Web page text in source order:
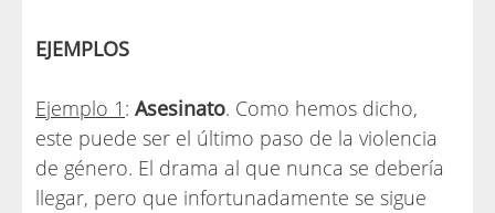
EJEMPLOS
Ejemplo 1 : Asesinato. Como hemos dicho,
este puede ser el último paso de la violencia
de género. El drama al que nunca se debería
llegar, pero que infortunadamente se sigue